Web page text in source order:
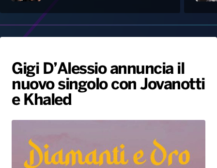
Palinsesto
Hit Dance
Giochi&Concorsi
PALATOUR
Notizie
Locali
Musica e Spettacolo
Sport
Leggerissime
Playlist
Generale
Notiziario
Interviste
Speciale Astrabilia 2026
Gallery
Radio Norba News TV
Voce al Bari
Gallery
Gigi D’Alessio annuncia il
nuovo singolo con Jovanotti
e Khaled